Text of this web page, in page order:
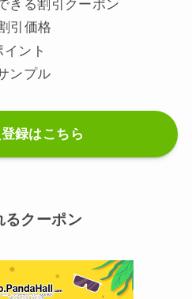
きる割引クーポン
引価格
ント
ンプル
録はこちら
るクーポン